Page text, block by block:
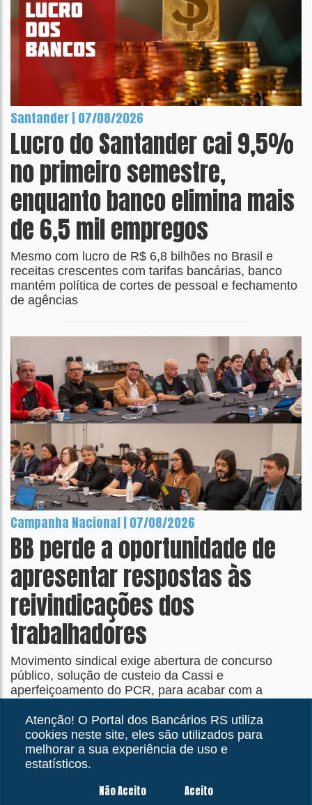
Atenção! O Portal dos Bancários RS utiliza
cookies neste site, eles são utilizados para
melhorar a sua experiência de uso e
estatísticos.
Santander | 07/08/2026
Lucro do Santander cai 9,5%
no primeiro semestre,
enquanto banco elimina mais
de 6,5 mil empregos
Mesmo com lucro de R$ 6,8 bilhões no Brasil e
receitas crescentes com tarifas bancárias, banco
mantém política de cortes de pessoal e fechamento
de agências
Campanha Nacional | 07/08/2026
BB perde a oportunidade de
apresentar respostas às
reivindicações dos
trabalhadores
Movimento sindical exige abertura de concurso
público, solução de custeio da Cassi e
aperfeiçoamento do PCR, para acabar com a
piso salarial